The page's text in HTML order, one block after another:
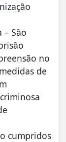
– São
no
de
cumpridos